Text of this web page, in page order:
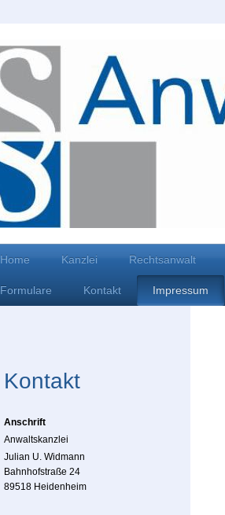
Home Kanzlei Rechtsanwalt
Formulare Kontakt Impressum
Kontakt
Anschrift
Anwaltskanzlei
Julian U. Widmann
Bahnhofstraße 24
89518 Heidenheim